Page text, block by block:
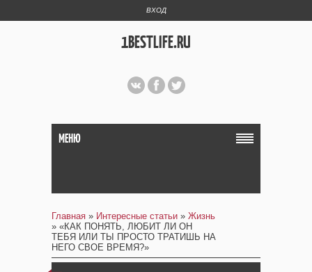
ВХОД
1BESTLIFE.RU
МЕНЮ
Главная » Интересные статьи » Жизнь
» «КАК ПОНЯТЬ, ЛЮБИТ ЛИ ОН
ТЕБЯ ИЛИ ТЫ ПРОСТО ТРАТИШЬ НА
НЕГО СВОЕ ВРЕМЯ?»